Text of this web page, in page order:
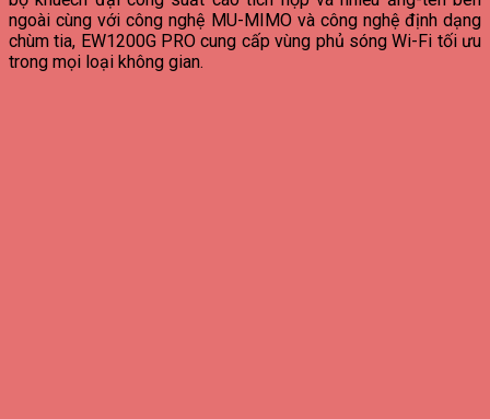
ngoài cùng với công nghệ MU-MIMO và công nghệ định dạng
chùm tia, EW1200G PRO cung cấp vùng phủ sóng Wi-Fi tối ưu
trong mọi loại không gian.